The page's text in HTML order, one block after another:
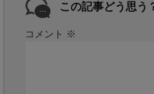
この記事どう思う
コメント ※